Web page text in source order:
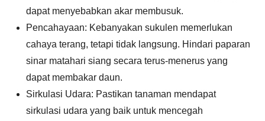
dapat menyebabkan akar membusuk.
Pencahayaan: Kebanyakan sukulen memerlukan
cahaya terang, tetapi tidak langsung. Hindari paparan
sinar matahari siang secara terus-menerus yang
dapat membakar daun.
Sirkulasi Udara: Pastikan tanaman mendapat
sirkulasi udara yang baik untuk mencegah